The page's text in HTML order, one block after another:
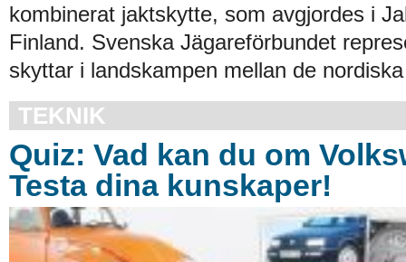
kombinerat jaktskytte, som avgjordes i
Finland. Svenska Jägareförbundet
skyttar i landskampen mellan de
TEKNIK
Quiz: Vad kan du om
Testa dina kunskaper!